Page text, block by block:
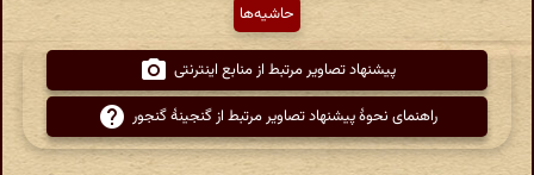
حاشیه‌ها
پیشنهاد تصاویر مرتبط از منابع اینترنتی
راهنمای نحوهٔ پیشنهاد تصاویر مرتبط از گنجینهٔ گنجور